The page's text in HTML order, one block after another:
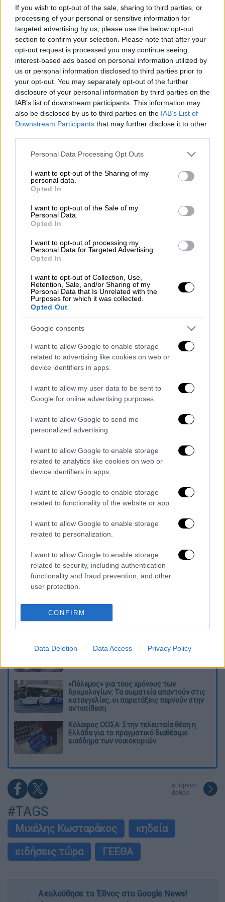
If you wish to opt-out of the sale, sharing to third parties, or
processing of your personal or sensitive information for
targeted advertising by us, please use the below opt-out
section to confirm your selection. Please note that after your
opt-out request is processed you may continue seeing
interest-based ads based on personal information utilized by
us or personal information disclosed to third parties prior to
your opt-out. You may separately opt-out of the further
disclosure of your personal information by third parties on the
IAB’s list of downstream participants. This information may
also be disclosed by us to third parties on the IAB’s List of
Downstream Participants that may further disclose it to other
Please note that this website/app uses one or more Google
not limited to your visit or usage behaviour. You may click to
grant or deny consent to Google and its third-party tags to
use your data for below specified purposes in below Google
consent section.
Personal Data Processing Opt Outs
I want to opt-out of the Sharing of my
personal data.
Opted In
I want to opt-out of the Sale of my
Personal Data.
Opted In
I want to opt-out of processing my
Personal Data for Targeted Advertising.
Opted In
I want to opt-out of Collection, Use,
Retention, Sale, and/or Sharing of my
Personal Data that Is Unrelated with the
Purposes for which it was collected.
Opted Out
Google consents
I want to allow Google to enable storage
related to advertising like cookies on web or
device identifiers in apps.
I want to allow my user data to be sent to
Google for online advertising purposes.
I want to allow Google to send me
personalized advertising.
I want to allow Google to enable storage
related to analytics like cookies on web or
device identifiers in apps.
I want to allow Google to enable storage
related to functionality of the website or app.
I want to allow Google to enable storage
related to personalization.
I want to allow Google to enable storage
related to security, including authentication
functionality and fraud prevention, and other
user protection.
CONFIRM
Data Deletion Data Access Privacy Policy
Προσθέστε το ΕΘΝΟΣ στη Google
Σήμερα πρόκειται να πραγματοποιηθεί
κηδεία τουΕπίτιμου Αρχηγού ΓΕΕΘΑ
Μιχαήλ Κωσταράκου.
Σύμφωνα με ανακοίνωση της οικογένειάς
του, το ύστατο χαίρε θα το απευθύνουν στις
6 Ιουνίου στις 12.00 στον Ιερό Ναό της Του
Αναλυτικά:
Με μεγάλη λύπη σας ανακοινώνουμε πως ο
αγαπημένος μας πατέρας κ σύζυγος
Στρατηγός ε/α Κωσταράκος Μιχαήλ έφυγε
από τη ζωή σήμερα το πρωί μετά από μεγάλη
μάχη που έδωσε για την υγεία του. Η κηδεία
του θα γίνει την Τρίτη 6 Ιουνίου 2023 στις
12:00μμ στον Ιερό Ναό Αγίας Σοφίας
οικογένεια Κωσταράκου.
ΟΛΕΣ ΟΙ ΕΙΔΗΣΕΙΣ
Το μεγάλο στοίχημα για τον Ερντογάν
και η πρώτη αποτίμηση για τα πρόσωπα
που ανέλαβαν κρίσιμα υπουργεία - Τι
λένε τα τουρκικά ΜΜΕ για τον Έβρο
«Δεν άντεξε και πήδηξε από τον 9ο
όροφο» - Σοκάρουν οι μαρτυρίες
θυμάτων revenge porn – Μορφή
σεξουαλικής κακοποίησης η εκδικητική
πορνογραφία
όσους υποψήφιους δεν πετύχουν καλό
βαθμό στις πανελλήνιες - Οι θέσεις στα
Ο Κανάρης βάζει φωτιά στην τουρκική
ναυαρχίδα και «καίγεται» ολόκληρη η
Ευρώπη
Κοινωνικός τουρισμός: Από σήμερα οι
Κριτήρια και δικαιούχοι
Διαβάστε ακόμη
λίγες ώρες - Γιατί προβληματίζονται οι
επιστήμονες
Σαν το τρομακτικό It: 15χρονο ντυμένος
κλόουν μαχαίρωσε μέχρι θανάτου
«Πόλεμος» για τους χρόνους των
δρομολογίων: Τα σωματεία απαντούν στις
καταγγελίες, οι παρατάξεις περνούν στην
αντεπίθεση
Κόλαφος ΟΟΣΑ: Στην τελευταία θέση η
Ελλάδα για το πραγματικό διαθέσιμο
εισόδημα των νοικοκυριών
επόμενο
άρθρο
#TAGS
Μιχάλης Κωσταράκος
κηδεία
ειδήσεις τώρα
ΓΕΕΘΑ
Ακολούθησε το Έθνος στο Google News!